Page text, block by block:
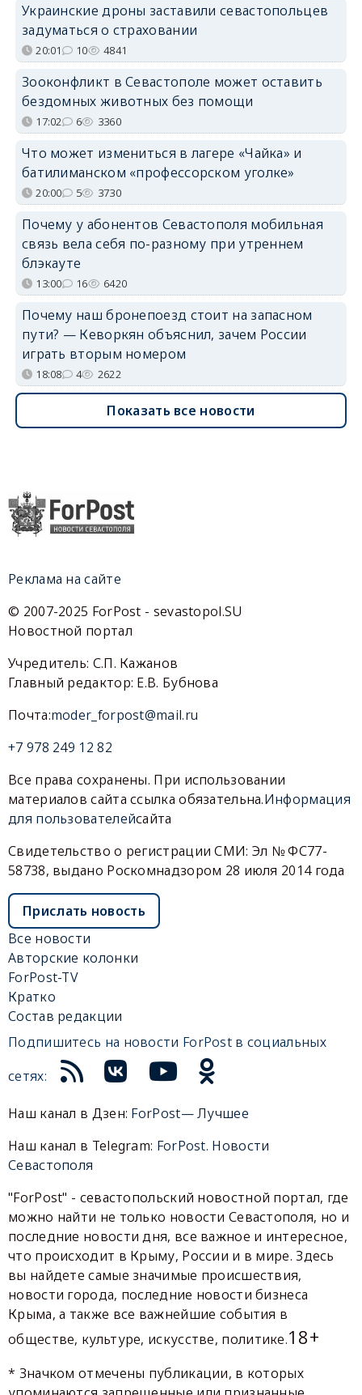
Украинские дроны заставили севастопольцев
задуматься о страховании
20:01 10 4841
Зооконфликт в Севастополе может оставить
бездомных животных без помощи
17:02 6 3360
Что может измениться в лагере «Чайка» и
батилиманском «профессорском уголке»
20:00 5 3730
Почему у абонентов Севастополя мобильная
связь вела себя по-разному при утреннем
блэкауте
13:00 16 6420
Почему наш бронепоезд стоит на запасном
пути? — Кеворкян объяснил, зачем России
играть вторым номером
18:08 4 2622
Показать все новости
Реклама на сайте
© 2007-2025 ForPost - sevastopol.SU
Новостной портал
Учредитель: С.П. Кажанов
Главный редактор: Е.В. Бубнова
Почта:moder_forpost@mail.ru
+7 978 249 12 82
Все права сохранены. При использовании
материалов сайта ссылка обязательна.Информация
для пользователейсайта
Свидетельство о регистрации СМИ: Эл № ФС77-
58738, выдано Роскомнадзором 28 июля 2014 года
Прислать новость
Все новости
Авторские колонки
ForPost-TV
Кратко
Состав редакции
Подпишитесь на новости ForPost в социальных
сетях:
Наш канал в Дзен: ForPost— Лучшее
Наш канал в Telegram: ForPost. Новости
Севастополя
"ForPost" - севастопольский новостной портал, где
можно найти не только новости Севастополя, но и
последние новости дня, все важное и интересное,
что происходит в Крыму, России и в мире. Здесь
вы найдете самые значимые происшествия,
новости города, последние новости бизнеса
Крыма, а также все важнейшие события в
обществе, культуре, искусстве, политике.18+
* Значком отмечены публикации, в которых